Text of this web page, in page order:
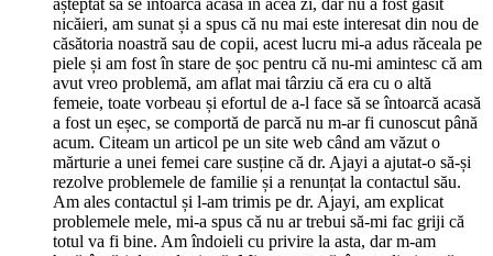
așteptat să se întoarcă acasă în acea zi, dar nu a fost găsit
nicăieri, am sunat și a spus că nu mai este interesat din nou de
căsătoria noastră sau de copii, acest lucru mi-a adus răceala pe
piele și am fost în stare de șoc pentru că nu-mi amintesc că am
avut vreo problemă, am aflat mai târziu că era cu o altă
femeie, toate vorbeau și efortul de a-l face să se întoarcă acasă
a fost un eșec, se comportă de parcă nu m-ar fi cunoscut până
acum. Citeam un articol pe un site web când am văzut o
mărturie a unei femei care susține că dr. Ajayi a ajutat-o ​​să-și
rezolve problemele de familie și a renunțat la contactul său.
Am ales contactul și l-am trimis pe dr. Ajayi, am explicat
problemele mele, mi-a spus că nu ar trebui să-mi fac griji că
totul va fi bine. Am îndoieli cu privire la asta, dar m-am